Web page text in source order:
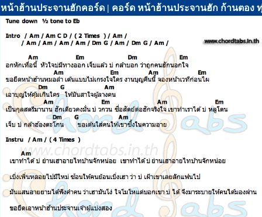
หน้าฮ้านประจานฮักคอร์ด | คอร์ด หน้าฮ้านประจานฮัก ก้านตอง ทุ่